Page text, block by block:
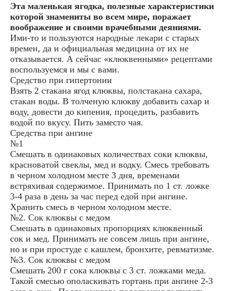
Эта маленькая ягодка, полезные характеристики
которой знамениты во всем мире, поражает
воображение и своими врачебными деяниями.
Ими-то и пользуются народные лекари с старых
времен, да и официальная медицина от их не
отказывается. А сейчас «клюквенными» рецептами
воспользуемся и мы с вами.
Средство при гипертонии
Взять 2 стакана ягод клюквы, полстакана сахара,
стакан воды. В толченую клюкву добавить сахар и
воду, довести до кипения, процедить, разбавить
водой по вкусу. Пить заместо чая.
Средства при ангине
№1
Смешать в одинаковых количествах соки клюквы,
красноватой свеклы, мед и водку. Смесь требовать
в черном холодном месте 3 дня, временами
встряхивая содержимое. Принимать по 1 ст. ложке
3-4 раза в день за час перед едой при ангине.
Хранить смесь в черном холодном месте.
№2. Сок клюквы с медом
Смешать в одинаковых пропорциях клюквенный
сок и мед. Принимать не совсем лишь при ангине,
но и при простуде с кашлем, бронхите, ревматизме.
№3. Сок клюквы с медом
Смешать 200 г сока клюквы с 3 ст. ложками меда.
Такой смесью ополаскивать гортань при ангине 2-3